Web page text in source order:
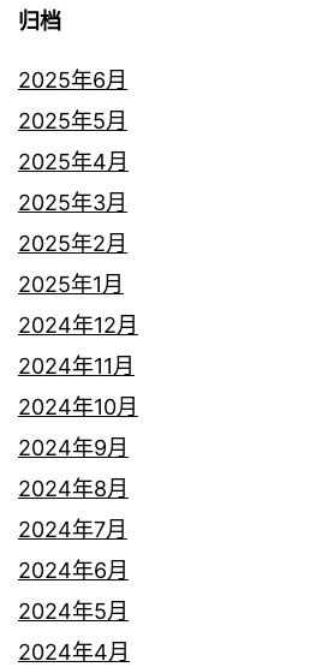
归档
2025年6月
2025年5月
2025年4月
2025年3月
2025年2月
2025年1月
2024年12月
2024年11月
2024年10月
2024年9月
2024年8月
2024年7月
2024年6月
2024年5月
2024年4月